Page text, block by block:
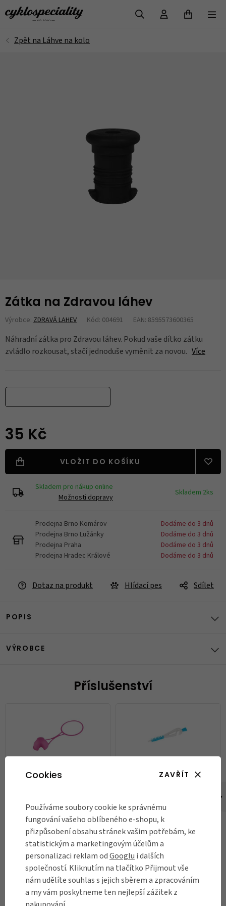
Zátka na Zdravou láhev
Výrobce: ZDRAVÁ LAHEV Kód: 004691 EAN: 8595573600365
Náhradní zátka pro Zdravou láhev. Pokud vaše dítko zátku
zvládlo rozkousat, stačí jednoduše vyměnit za novou. Více
35 Kč
VLOŽIT DO KOŠÍKU
Skladem pro nákup online
Možnosti dopravy
Skladem 2ks
Prodejna Brno Komárov
Dodáme do 3 dnů
Prodejna Brno Lužánky
Dodáme do 3 dnů
Prodejna Praha
Dodáme do 3 dnů
Prodejna Hradec Králové
Dodáme do 3 dnů
Dotaz na produkt Hlídací pes Sdílet
POPIS
VÝROBCE
Příslušenství
Floppy
65 Kč
Skladem
DO KOŠÍKU
lahve
159 Kč
Skladem
DO KOŠÍKU
Cookies ZAVŘÍT
Používáme soubory cookie ke správnému
fungování vašeho oblíbeného e-shopu, k
přizpůsobení obsahu stránek vašim potřebám, ke
statistickým a marketingovým účelům a
personalizaci reklam odGooglu i dalších
společností. Kliknutím na tlačítko Přijmout vše
nám udělíte souhlas s jejich sběrem a zpracováním
a my vám poskytneme ten nejlepší zážitek z